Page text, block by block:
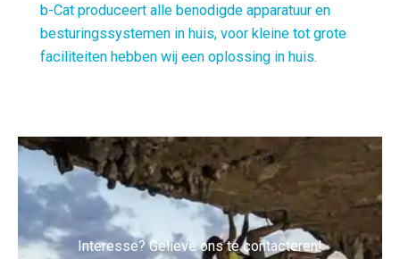
b-Cat produceert alle benodigde apparatuur en
besturingssystemen in huis, voor kleine tot grote
faciliteiten hebben wij een oplossing in huis.
Interesse? Gelieve ons te contacteren!